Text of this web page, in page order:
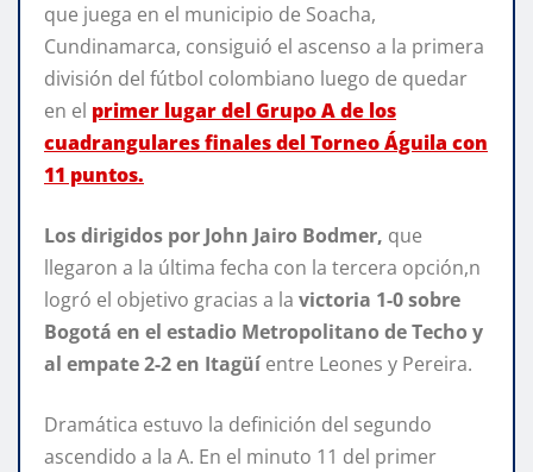
que juega en el municipio de Soacha,
Cundinamarca, consiguió el ascenso a la primera
división del fútbol colombiano luego de quedar
en el primer lugar del Grupo A de los
cuadrangulares finales del Torneo Águila con
11 puntos.
Los dirigidos por John Jairo Bodmer, que
llegaron a la última fecha con la tercera opción,n
logró el objetivo gracias a la victoria 1-0 sobre
Bogotá en el estadio Metropolitano de Techo y
al empate 2-2 en Itagüíentre Leones y Pereira.
Dramática estuvo la definición del segundo
ascendido a la A. En el minuto 11 del primer